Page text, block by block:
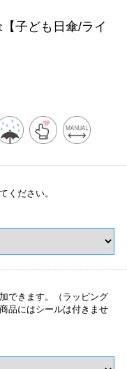
子ども日傘/ライ
ください。
できます。（ラッピング
品にはシールは付きませ